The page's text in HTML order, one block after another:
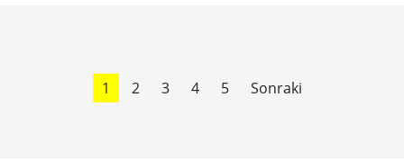
1 2 3 4 5 Sonraki